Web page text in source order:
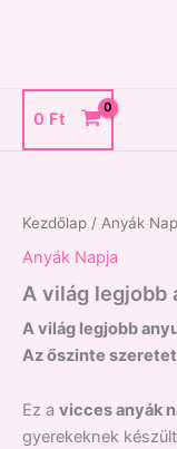
0 Ft
Kezdőlap / Anyák
Anyák Napja
A világ legjobb
A világ legjobb
Az őszinte
Ez a vicces anyák
gyerekeknek
anyukája
mennyiség